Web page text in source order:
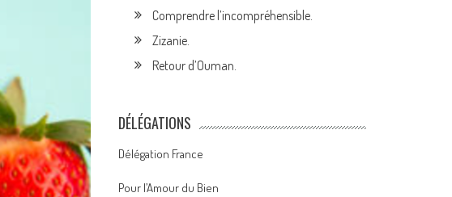
Comprendre l’incompréhensible.
Zizanie.
Retour d’Ouman.
DÉLÉGATIONS
Délégation France
Pour l’Amour du Bien